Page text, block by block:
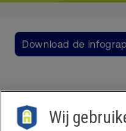
Download de
Wij